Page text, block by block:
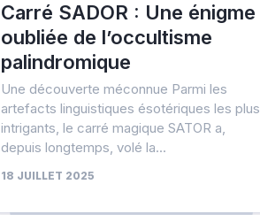
Carré SADOR : Une énigme
oubliée de l’occultisme
palindromique
Une découverte méconnue Parmi les
artefacts linguistiques ésotériques les plus
intrigants, le carré magique SATOR a,
depuis longtemps, volé la...
18 JUILLET 2025